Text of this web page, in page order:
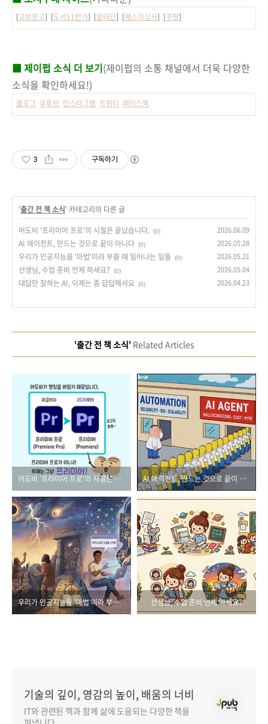
[교보문고] [도서11번가] [알라딘] [예스이십사] [쿠팡]
■ 제이펍 소식 더 보기(제이펍의 소통 채널에서 더욱 다양한
소식을 확인하세요!)
블로그 유튜브 인스타그램 트위터 페이스북
3 구독하기
'출간 전 책 소식' 카테고리의 다른 글
어도비 '프리미어 프로'의 시절은 끝났습니다.
(0) 2026.06.09
AI 에이전트, 만드는 것으로 끝이 아니다 (0) 2026.05.28
우리가 인공지능을 '마법'이라 부를 때 일어나는 일들 (0) 2026.05.21
선생님, 수업 준비 언제 하세요? (0) 2026.05.04
대답만 잘하는 AI, 이제는 좀 답답해서요 (0) 2026.04.23
'출간 전 책 소식'Related Articles
어도비 '프리미어 프로'의 시절은 끝났습니다. AI 에이전트, 만드는 것으로 끝이 아니다
우리가 인공지능을 '마법'이라 부를 때 일어나는 일들 선생님, 수업 준비 언제 하세요?
기술의 깊이, 영감의 높이, 배움의 너비
IT와 관련된 책과 함께 삶에 도움되는 다양한 책을